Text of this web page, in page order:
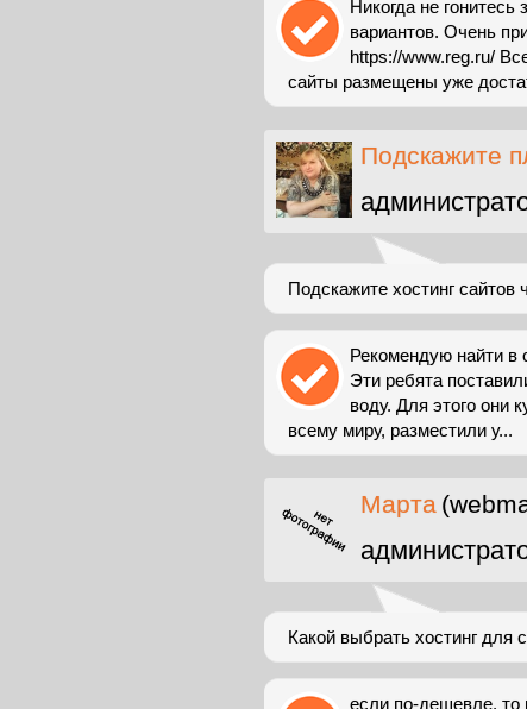
Никогда не
вариантов. Очень
https://www.reg.ru/
сайты размещены уже
Подскажите
Подскажите хостинг
Рекомендую найти в
Эти ребята
воду. Для этого они
всему миру, разместили у...
Марта
Какой выбрать хостинг для
если по-дешевле, то